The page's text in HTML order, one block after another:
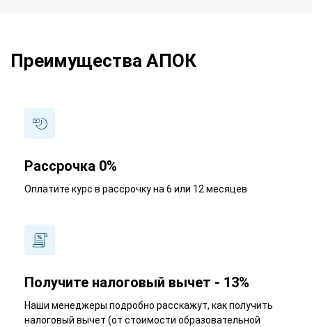
Преимущества АПОК
Рассрочка 0%
Оплатите курс в рассрочку на 6 или 12 месяцев
Получите налоговый вычет - 13%
Наши менеджеры подробно расскажут, как получить
налоговый вычет (от стоимости образовательной